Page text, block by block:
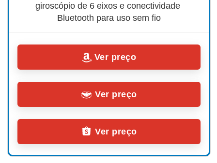
giroscópio de 6 eixos e conectividade
Bluetooth para uso sem fio
Ver preço
Ver preço
Ver preço